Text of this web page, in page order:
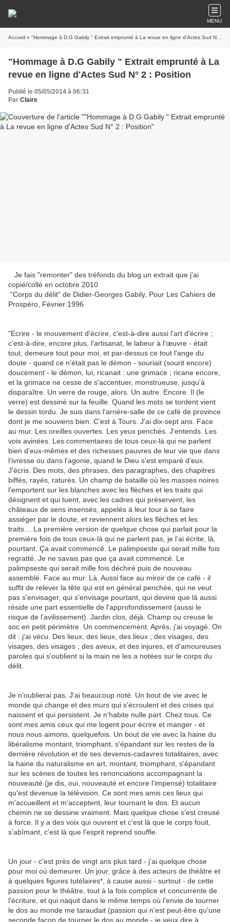
MENU
Accueil » "Hommage à D.G Gabily " Extrait emprunté à La revue en ligne d'Actes Sud N° 2 : Position
"Hommage à D.G Gabily " Extrait emprunté à La
revue en ligne d'Actes Sud N° 2 : Position
Publié le 05/05/2014 à 06:31
Par Claire
Je fais "remonter" des tréfonds du blog un extrait que j'ai
copié/collé en octobre 2010
"Corps du délit" de Didier-Georges Gabily, Pour Les Cahiers de
Prospéro, Février 1996
"Ecrire - le mouvement d'écrire, c'est-à-dire aussi l'art d'écrire ;
c'est-à-dire, encore plus, l'artisanat, le labeur à l'œuvre - était
tout, demeure tout pour moi, et par-dessus ce tout l'ange du
doute - quand ce n'était pas le démon - souriait (sourit encore)
doucement - le démon, lui, ricanait : une grimace ; ricane encore,
et la grimace ne cesse de s'accentuer, monstrueuse, jusqu'à
disparaître. Un verre de rouge, alors. Un autre. Encore. Il (le
verre) est dessiné sur la feuille. Quand les mots se tordent vient
le dessin tordu. Je suis dans l'arrière-salle de ce café de province
dont je me souviens bien. C'est à Tours. J'ai dix-sept ans. Face
au mur. Les oreilles ouvertes. Les yeux penchés. J'entends. Les
voix avinées. Les commentaires de tous ceux-là qui ne parlent
bien d'eux-mêmes et des richesses pauvres de leur vie que dans
l'ivresse ou dans l'agonie, quand le Dieu s'est emparé d'eux.
J'écris. Des mots, des phrases, des paragraphes, des chapitres
biffés, rayés, raturés. Un champ de bataille où les masses noires
l'emportent sur les blanches avec les flèches et les traits qui
désignent et qui tuent, avec les cadres qui préservent, les
châteaux de sens insensés, appelés à leur tour à se faire
assiéger par le doute, et reviennent alors les flèches et les
traits… La première version de quelque chose qui parlait pour la
première fois de tous ceux-là qui ne parlent pas, je l'ai écrite, là,
pourtant. Ça avait commencé. Le palimpseste qui serait mille fois
regratté. Je ne savais pas que ça avait commencé. Le
palimpseste qui serait mille fois déchiré puis de nouveau
assemblé. Face au mur. Là. Aussi face au miroir de ce café - il
suffit de relever la tête qui est en général penchée, qui ne veut
pas s'envisager, qui s'envisage pourtant, qui devine que là aussi
réside une part essentielle de l'approfondissement (aussi le
risque de l'avilissement). Jardin clos, déjà. Champ ou creuse le
soc en petit périmètre. Un commencement. Après, j'ai voyagé. On
dit : j'ai vécu. Des lieux, des lieux, des lieux ; des visages, des
visages, des visages ; des aveux, et des injures, et d'amoureuses
paroles qui s'oublient si la main ne les a notées sur le corps du
délit.
Je n'oublierai pas. J'ai beaucoup noté. Un bout de vie avec le
monde qui change et des murs qui s'écroulent et des crises qui
naissent et qui persistent. Je n'habite nulle part. Chez tous. Ce
sont mes amis ceux qui me logent pour écrire et manger - et
nous nous aimons, quelquefois. Un bout de vie avec la haine du
libéralisme montant, triomphant, s'épandant sur les restes de la
dernière révolution et de ses devenus-cadavres totalitaires, avec
la haine du naturalisme en art, montant, triomphant, s'épandant
sur les scènes de toutes les renonciations accompagnant la
nouveauté (je dis, oui, nouveauté et encore l'impensé) totalitaire
qu'est devenue la télévision. Ce sont mes amis ces lieux qui
m'accueillent et m'acceptent, leur tournant le dos. Et aucun
chemin ne se dessine vraiment. Mais quelque chose s'est creusé
à force. Il y a des voix qui ouvrent et c'est là que le corps fouit,
s'abîmant, c'est là que l'esprit reprend souffle.
Un jour - c'est près de vingt ans plus tard - j'ai quelque chose
pour moi où demeurer. Un jour, grâce à des acteurs de théâtre et
à quelques figures tutélaires*, à cause aussi - surtout - de cette
passion pour le théâtre, tout à la fois complice et concurrente de
l'écriture, et qui naquit dans le même temps où l'envie de tourner
le dos au monde me taraudait (passion qui n'est peut-être qu'une
seconde façon de tourner le dos au monde - je veux dire à